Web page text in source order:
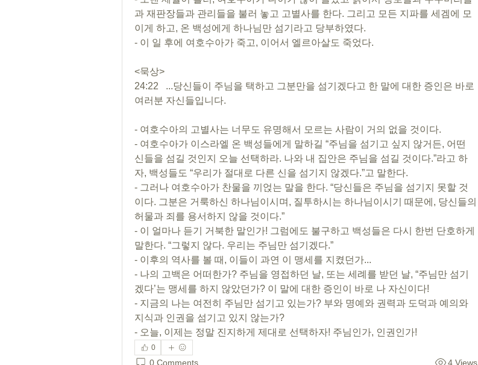
과 재판장들과 관리들을 불러 놓고 고별사를 한다. 그리고 모든 지파를 세겜에 모
이게 하고, 온 백성에게 하나님만 섬기라고 당부하였다.
- 이 일 후에 여호수아가 죽고, 이어서 엘르아살도 죽었다.
<묵상>
24:22   ...당신들이 주님을 택하고 그분만을 섬기겠다고 한 말에 대한 증인은 바로
여러분 자신들입니다.
- 여호수아의 고별사는 너무도 유명해서 모르는 사람이 거의 없을 것이다.
- 여호수아가 이스라엘 온 백성들에게 말하길 “주님을 섬기고 싶지 않거든, 어떤
신들을 섬길 것인지 오늘 선택하라. 나와 내 집안은 주님을 섬길 것이다.”라고 하
자, 백성들도 “우리가 절대로 다른 신을 섬기지 않겠다.”고 말한다.
- 그러나 여호수아가 찬물을 끼얹는 말을 한다. “당신들은 주님을 섬기지 못할 것
이다. 그분은 거룩하신 하나님이시며, 질투하시는 하나님이시기 때문에, 당신들의
허물과 죄를 용서하지 않을 것이다.”
- 이 얼마나 듣기 거북한 말인가! 그럼에도 불구하고 백성들은 다시 한번 단호하게
말한다. “그렇지 않다. 우리는 주님만 섬기겠다.”
- 이후의 역사를 볼 때, 이들이 과연 이 맹세를 지켰던가...
- 나의 고백은 어떠한가? 주님을 영접하던 날, 또는 세례를 받던 날, “주님만 섬기
겠다’는 맹세를 하지 않았던가? 이 말에 대한 증인이 바로 나 자신이다!
- 지금의 나는 여전히 주님만 섬기고 있는가? 부와 명예와 권력과 도덕과 예의와
지식과 인권을 섬기고 있지 않는가?
- 오늘, 이제는 정말 진지하게 제대로 선택하자! 주님인가, 인권인가!
0
0 Comments 4 Views